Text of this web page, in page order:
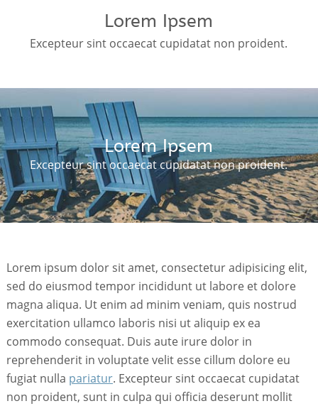
Lorem Ipsem
Excepteur sint occaecat cupidatat non proident.
Lorem Ipsem
Excepteur sint occaecat cupidatat non proident.
Lorem ipsum dolor sit amet, consectetur adipisicing elit,
sed do eiusmod tempor incididunt ut labore et dolore
magna aliqua. Ut enim ad minim veniam, quis nostrud
exercitation ullamco laboris nisi ut aliquip ex ea
commodo consequat. Duis aute irure dolor in
reprehenderit in voluptate velit esse cillum dolore eu
fugiat nulla pariatur. Excepteur sint occaecat cupidatat
non proident, sunt in culpa qui officia deserunt mollit